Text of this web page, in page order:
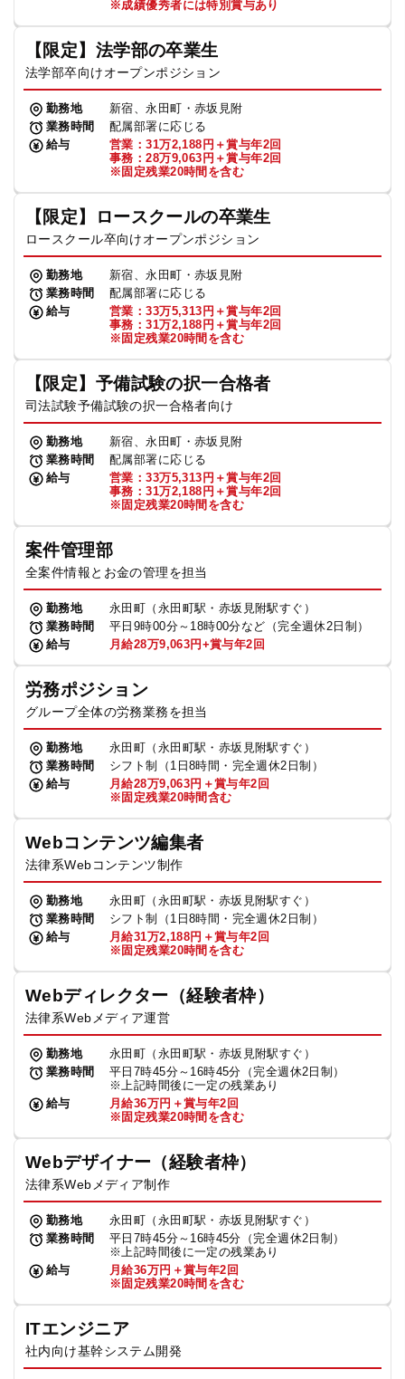
※成績優秀者には特別賞与あり
【限定】法学部の卒業生
法学部卒向けオープンポジション
勤務地
新宿、永田町・赤坂見附
業務時間
配属部署に応じる
給与
営業：31万2,188円＋賞与年2回
事務：28万9,063円＋賞与年2回
※固定残業20時間を含む
【限定】ロースクールの卒業生
ロースクール卒向けオープンポジション
勤務地
新宿、永田町・赤坂見附
業務時間
配属部署に応じる
給与
営業：33万5,313円＋賞与年2回
事務：31万2,188円＋賞与年2回
※固定残業20時間を含む
【限定】予備試験の択一合格者
司法試験予備試験の択一合格者向け
勤務地
新宿、永田町・赤坂見附
業務時間
配属部署に応じる
給与
営業：33万5,313円＋賞与年2回
事務：31万2,188円＋賞与年2回
※固定残業20時間を含む
案件管理部
全案件情報とお金の管理を担当
勤務地
永田町（永田町駅・赤坂見附駅すぐ）
業務時間
平日9時00分～18時00分など（完全週休2日制）
給与
月給28万9,063円+賞与年2回
労務ポジション
グループ全体の労務業務を担当
勤務地
永田町（永田町駅・赤坂見附駅すぐ）
業務時間
シフト制（1日8時間・完全週休2日制）
給与
月給28万9,063円＋賞与年2回
※固定残業20時間含む
Webコンテンツ編集者
法律系Webコンテンツ制作
勤務地
永田町（永田町駅・赤坂見附駅すぐ）
業務時間
シフト制（1日8時間・完全週休2日制）
給与
月給31万2,188円＋賞与年2回
※固定残業20時間を含む
Webディレクター（経験者枠）
法律系Webメディア運営
勤務地
永田町（永田町駅・赤坂見附駅すぐ）
業務時間
平日7時45分～16時45分（完全週休2日制）
※上記時間後に一定の残業あり
給与
月給36万円＋賞与年2回
※固定残業20時間を含む
Webデザイナー（経験者枠）
法律系Webメディア制作
勤務地
永田町（永田町駅・赤坂見附駅すぐ）
業務時間
平日7時45分～16時45分（完全週休2日制）
※上記時間後に一定の残業あり
給与
月給36万円＋賞与年2回
※固定残業20時間を含む
ITエンジニア
社内向け基幹システム開発